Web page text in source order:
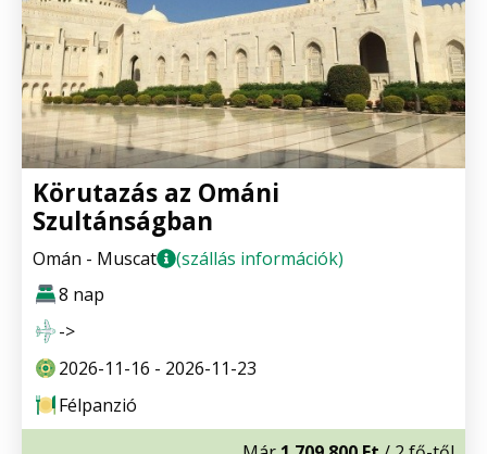
Körutazás az Ománi
Szultánságban
Omán - Muscat
(szállás információk)
8 nap
->
2026-11-16 - 2026-11-23
Félpanzió